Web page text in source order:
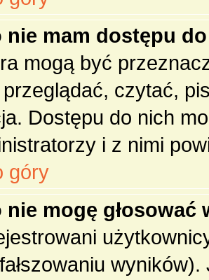
nie mam dostępu
mogą być
czytać,
Dostępu do nich
i z nimi
góry
nie mogę głosować